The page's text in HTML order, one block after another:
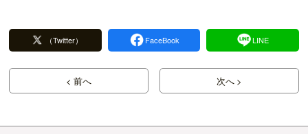
（Twitter） FaceBook LINE
< 前へ 次へ >